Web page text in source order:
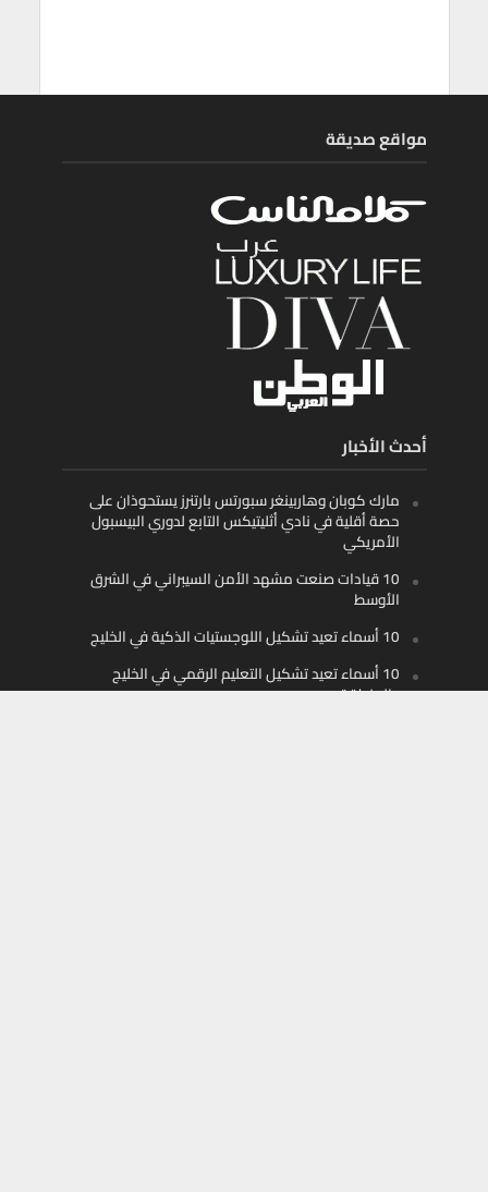
مواقع صديقة
أحدث الأخبار
مارك كوبان وهاربينغر سبورتس بارتنرز يستحوذان على
حصة أقلية في نادي أثليتيكس التابع لدوري البيسبول
الأمريكي
10 قيادات صنعت مشهد الأمن السيبراني في الشرق
الأوسط
10 أسماء تعيد تشكيل اللوجستيات الذكية في الخليج
10 أسماء تعيد تشكيل التعليم الرقمي في الخليج
والمنطقة